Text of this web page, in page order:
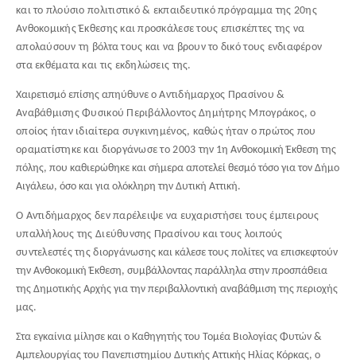
και το πλούσιο πολιτιστικό & εκπαιδευτικό πρόγραμμα της 20ης
Ανθοκομικής Έκθεσης και προσκάλεσε τους επισκέπτες της να
απολαύσουν τη βόλτα τους και να βρουν το δικό τους ενδιαφέρον
στα εκθέματα και τις εκδηλώσεις της.
Χαιρετισμό επίσης απηύθυνε ο Αντιδήμαρχος Πρασίνου &
Αναβάθμισης Φυσικού Περιβάλλοντος Δημήτρης Μπογράκος, ο
οποίος ήταν ιδιαίτερα συγκινημένος, καθώς ήταν ο πρώτος που
οραματίστηκε και διοργάνωσε το 2003την 1η Ανθοκομική Έκθεση της
πόλης, που καθιερώθηκε και σήμερα αποτελεί θεσμό τόσο για τον Δήμο
Αιγάλεω, όσο και για ολόκληρη την Δυτική Αττική.
Ο Αντιδήμαρχος δεν παρέλειψε να ευχαριστήσει τους έμπειρους
υπαλλήλους της Διεύθυνσης Πρασίνου και τους λοιπούς
συντελεστές της διοργάνωσης και κάλεσε τους πολίτες να επισκεφτούν
την Ανθοκομική Έκθεση, συμβάλλοντας παράλληλα στην προσπάθεια
της Δημοτικής Αρχής για την περιβαλλοντική αναβάθμιση της περιοχής
μας.
Στα εγκαίνια μίλησε και ο Καθηγητής του Τομέα Βιολογίας Φυτών &
Αμπελουργίας του Πανεπιστημίου Δυτικής Αττικής Ηλίας Κόρκας, ο